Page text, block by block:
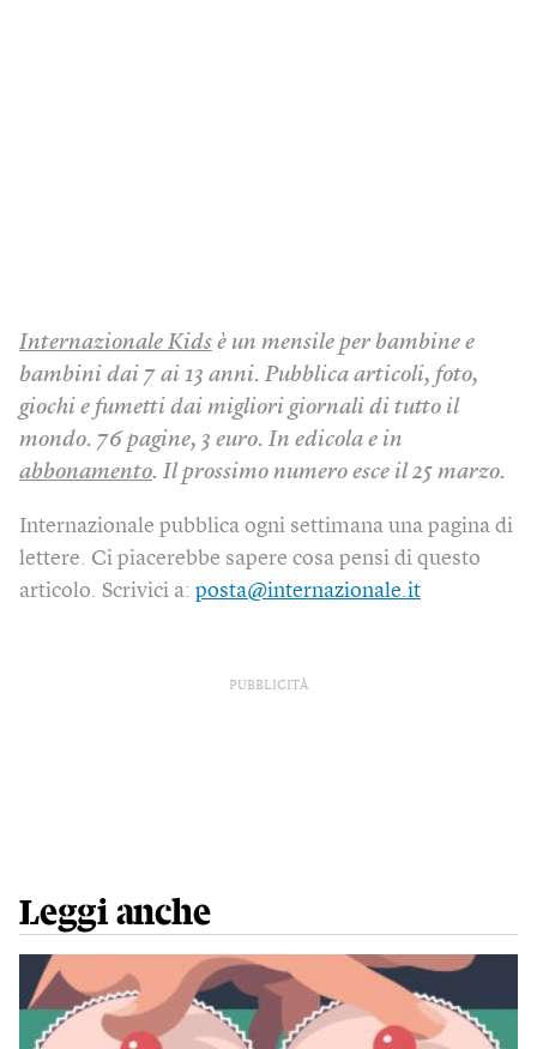
Internazionale Kids è un mensile per bambine e
bambini dai 7 ai 13 anni. Pubblica articoli, foto,
giochi e fumetti dai migliori giornali di tutto il
mondo. 76 pagine, 3 euro. In edicola e in
abbonamento. Il prossimo numero esce il 25 marzo.
Internazionale pubblica ogni settimana una pagina di
lettere. Ci piacerebbe sapere cosa pensi di questo
articolo. Scrivici a: posta@internazionale.it
PUBBLICITÀ
Leggi anche